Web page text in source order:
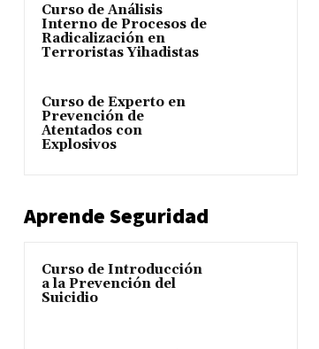
Curso de Análisis
Interno de Procesos de
Radicalización en
Terroristas Yihadistas
Curso de Experto en
Prevención de
Atentados con
Explosivos
Aprende Seguridad
Curso de Introducción
a la Prevención del
Suicidio